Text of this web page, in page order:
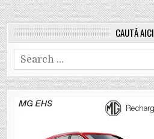
CAUTĂ AICI
Search
for: